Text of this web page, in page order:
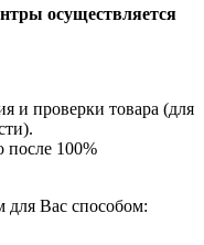
осуществляется
и проверки товара (для
после 100%
Вас способом: